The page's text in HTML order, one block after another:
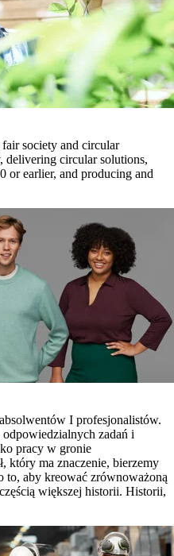
society and circular
delivering circular solutions,
or earlier, and producing and
I profesjonalistów.
zadań i
pracy w gronie
który ma znaczenie, bierzemy
to, aby kreować zrównoważoną
większej historii. Historii,